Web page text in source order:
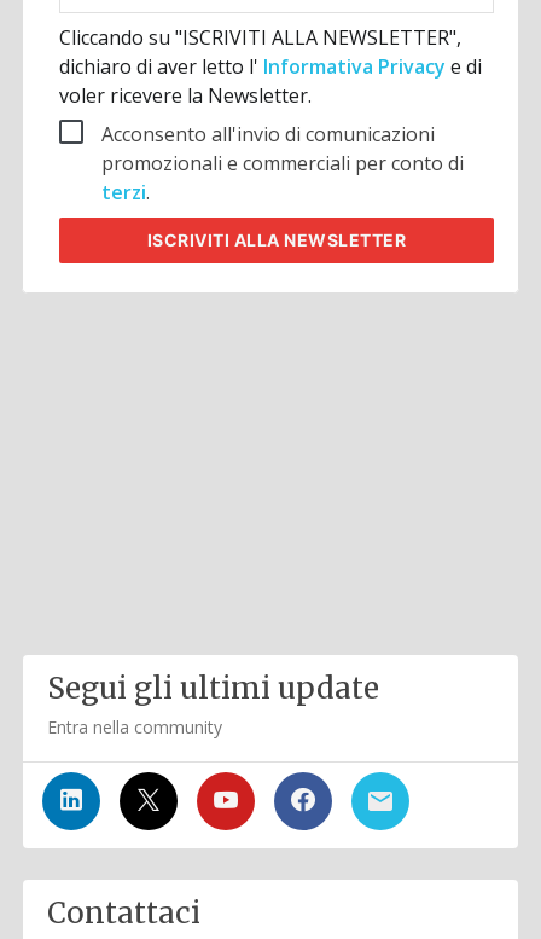
Cliccando su "ISCRIVITI ALLA NEWSLETTER",
dichiaro di aver letto l' Informativa Privacye di
voler ricevere la Newsletter.
Acconsento all'invio di comunicazioni
promozionali e commerciali per conto di
terzi.
ISCRIVITI ALLA NEWSLETTER
Segui gli ultimi update
Entra nella community
Contattaci